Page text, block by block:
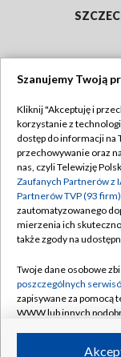
Abonament TVP
Emisja w TVP
Centrum
Naziemna
Rada
System NOS
Informacje o
Szanujemy Twoją
Kliknij "Akceptuję i
korzystanie z
dostęp do informacji na
przechowywanie oraz
nas, czyli Telewizję
Zaufanych Partnerów z
Partnerów TVP (93 firm)
zautomatyzowanego
mierzenia ich
także zgody na
Twoje dane osobowe
poszczególnych
zapisywane za pomocą
WWW lub innych